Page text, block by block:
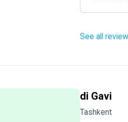
See all
di Gavi
Tashkent